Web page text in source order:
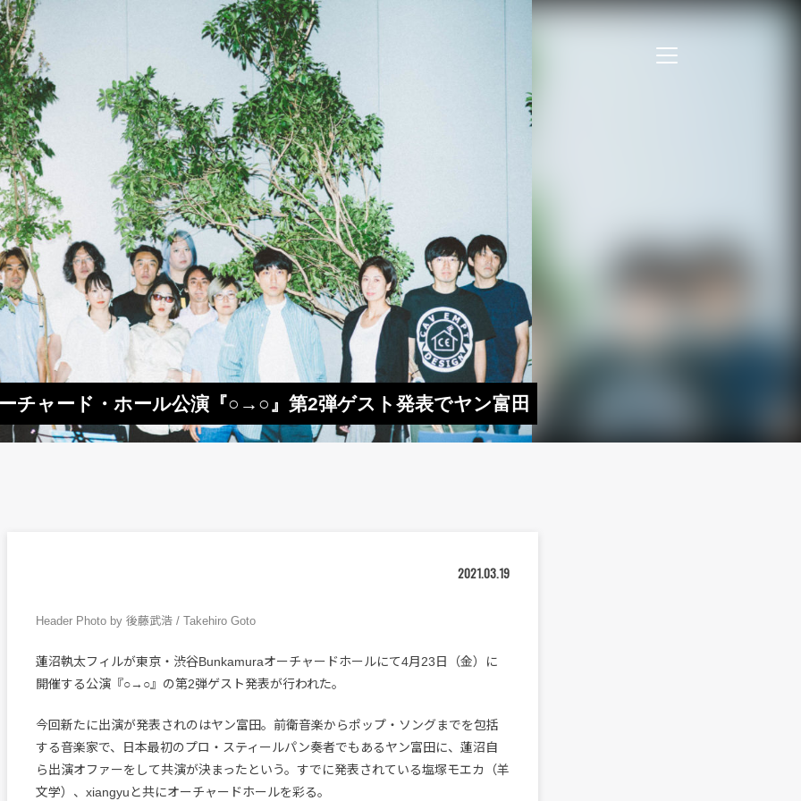
チャード・ホール公演『○→○』第2弾ゲスト発表でヤン富田
2021.03.19
Header Photo by 後藤武浩 / Takehiro Goto
蓮沼執太フィルが東京・渋谷Bunkamuraオーチャードホールにて4月23日（金）に
開催する公演『○→○』の第2弾ゲスト発表が行われた。
今回新たに出演が発表されのはヤン富田。前衛音楽からポップ・ソングまでを包括
する音楽家で、日本最初のプロ・スティールパン奏者でもあるヤン富田に、蓮沼自
ら出演オファーをして共演が決まったという。すでに発表されている塩塚モエカ（羊
文学）、xiangyuと共にオーチャードホールを彩る。